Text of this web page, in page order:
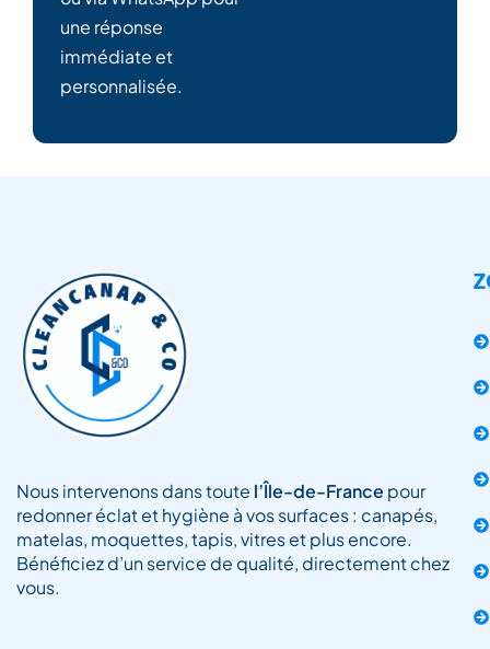
une réponse
immédiate et
personnalisée.
Nous intervenons dans toute l’Île-de-France pour
redonner éclat et hygiène à vos surfaces : canapés,
matelas, moquettes, tapis, vitres et plus encore.
Bénéficiez d’un service de qualité, directement chez
vous.